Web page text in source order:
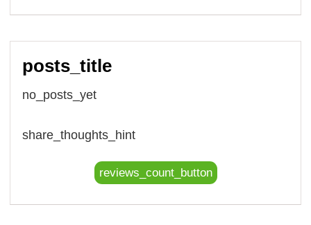
posts_title
no_posts_yet
share_thoughts_hint
reviews_count_button